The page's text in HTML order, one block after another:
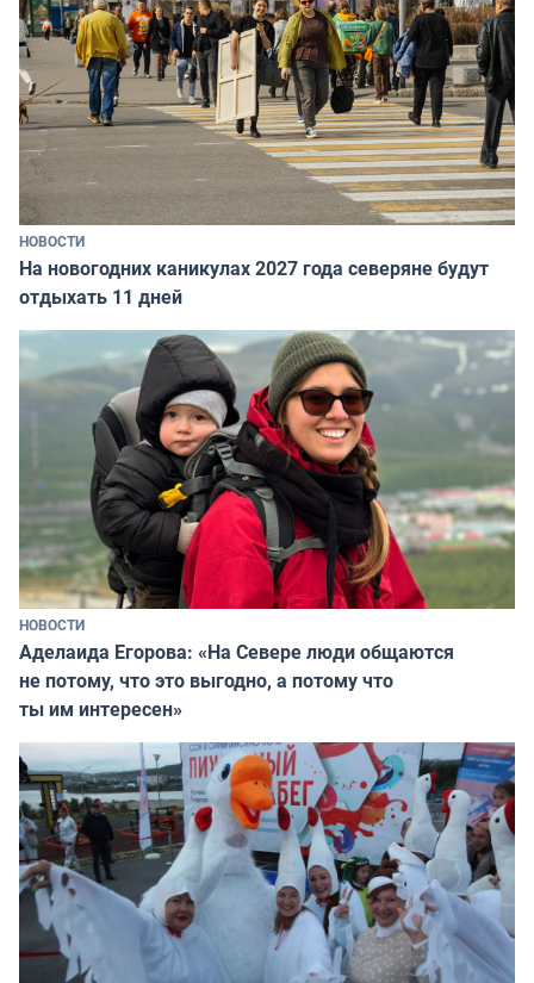
НОВОСТИ
На новогодних каникулах 2027 года северяне будут
отдыхать 11 дней
НОВОСТИ
Аделаида Егорова: «На Севере люди общаются
не потому, что это выгодно, а потому что
ты им интересен»